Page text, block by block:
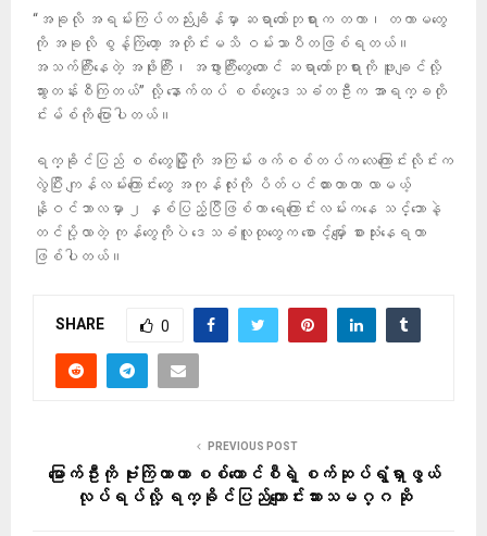
“အခုလို အရမ်းကြပ်တည်းချိန်မှာ ဆရာတော်ဘုရားက တကာ၊ တကာမတွေ
ကို အခုလို စွန့်ကြဲတော့ အတိုင်းမသိ ဝမ်းသာပီတဖြစ်ရတယ်။
အသက်ကြီးနေတဲ့ အဖိုးကြီး၊ အဖွားကြီးတွေတောင် ဆရာတော်ဘုရားကို ဖူးချင်လို့
သွားတန်းစီကြတယ်” လို့ နောက်ထပ် စစ်တွေဒေသခံတဦးက အာရက္ခတို
င်းမ်စ်ကို ပြောပါတယ်။
ရက္ခိုင်ပြည် စစ်တွေမြို့ကို အကြမ်းဖက်စစ်တပ်က လေကြောင်းလိုင်းက
လွဲပြီး ကျန်လမ်းကြောင်းတွေ အကုန်လုံးကို ပိတ်ပင်ထားတာဟာ လာမယ့်
နိုဝင်ဘာလမှာ ၂ နှစ်ပြည့်ပြီဖြစ်ကာ ရေကြောင်းလမ်းကနေ သင်္ဘောနဲ့
တင်ပို့လာတဲ့ ကုန်တွေကိုပဲ ဒေသခံလူထုတွေက စောင့်မျှော် စားသုံးနေရတာ
ဖြစ်ပါတယ်။
SHARE 0
PREVIOUS POST
မြောက်ဦးကို ဗုံးကြဲတာဟာ စစ်ကောင်စီရဲ့ စက်ဆုပ်ရွံရှာဖွယ်
လုပ်ရပ်လို့ ရက္ခိုင်ပြည်ကျောင်းသားသမဂ္ဂ ဆို